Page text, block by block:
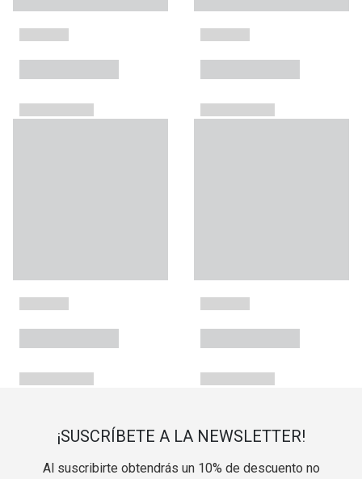
¡SUSCRÍBETE A LA NEWSLETTER!
Al suscribirte obtendrás un 10% de descuento no